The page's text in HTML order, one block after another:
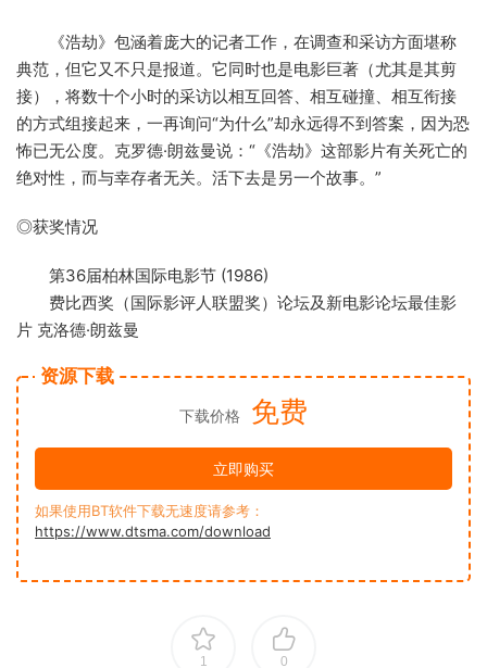
《浩劫》包涵着庞大的记者工作，在调查和采访方面堪称
典范，但它又不只是报道。它同时也是电影巨著（尤其是其剪
接），将数十个小时的采访以相互回答、相互碰撞、相互衔接
的方式组接起来，一再询问“为什么”却永远得不到答案，因为恐
怖已无公度。克罗德·朗兹曼说：“《浩劫》这部影片有关死亡的
绝对性，而与幸存者无关。活下去是另一个故事。”
◎获奖情况
第36届柏林国际电影节 (1986)
费比西奖（国际影评人联盟奖）论坛及新电影论坛最佳影
片 克洛德·朗兹曼
资源下载
下载价格 免费
立即购买
如果使用BT软件下载无速度请参考：
https://www.dtsma.com/download
1 0